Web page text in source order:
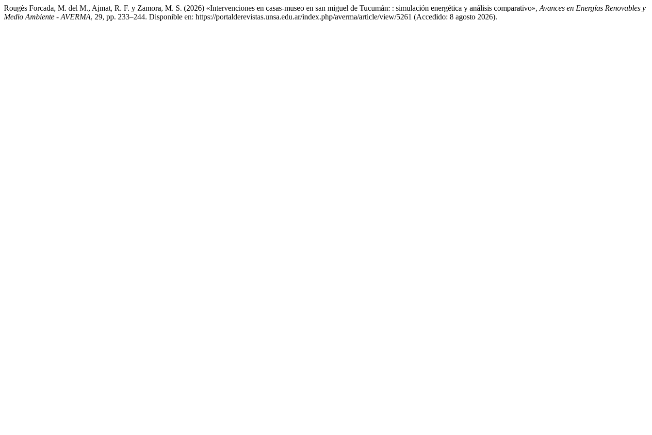
Rougès Forcada, M. del M., Ajmat, R. F. y Zamora, M. S. (2026) «Intervenciones en casas-museo en san miguel de Tucumán: : simulación energética y análisis comparativo», Avances en Energías Renovables y
Medio Ambiente - AVERMA, 29, pp. 233–244. Disponible en: https://portalderevistas.unsa.edu.ar/index.php/averma/article/view/5261 (Accedido: 8 agosto 2026).